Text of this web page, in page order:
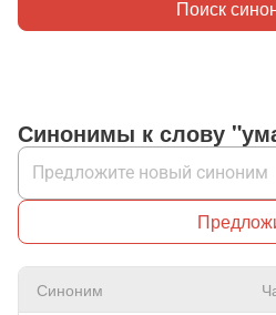
Поиск
Синонимы к слову
Синоним